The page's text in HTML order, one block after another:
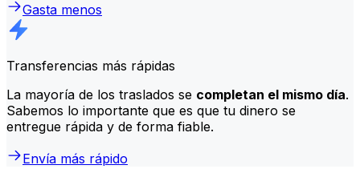
Gasta menos
Transferencias más rápidas
La mayoría de los traslados se completan el mismo día.
Sabemos lo importante que es que tu dinero se
entregue rápida y de forma fiable.
Envía más rápido